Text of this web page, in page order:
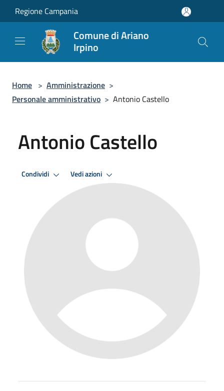
Salta al contenuto principale
Regione Campania
Comune di Ariano
Irpino
Home > Amministrazione >
Personale amministrativo > Antonio Castello
Antonio Castello
Condividi Vedi azioni